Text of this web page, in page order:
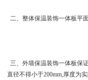
二、整体保温装饰一体板平
三、 外墙保温装饰一体板保
直径不得小于200mm,厚度为